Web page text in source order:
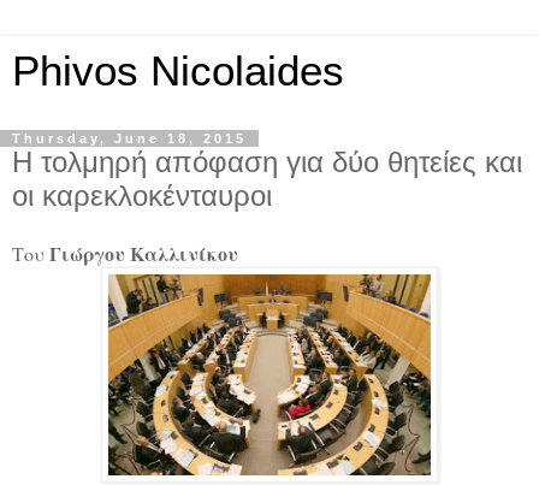
Phivos Nicolaides
Thursday, June 18, 2015
Η τολμηρή απόφαση για δύο θητείες και
οι καρεκλοκένταυροι
Του Γιώργου Καλλινίκου